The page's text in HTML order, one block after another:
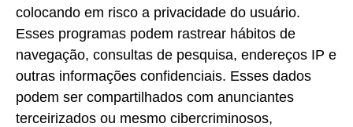
colocando em risco a privacidade do usuário.
Esses programas podem rastrear hábitos de
navegação, consultas de pesquisa, endereços IP e
outras informações confidenciais. Esses dados
podem ser compartilhados com anunciantes
terceirizados ou mesmo cibercriminosos,